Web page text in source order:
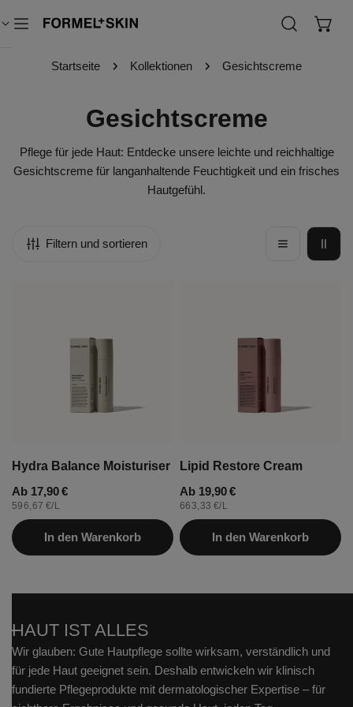
Inhalt springen
Startseite Kollektionen Gesichtscreme
K
o
l
Gesichtscreme
Pflege für jede Haut: Entdecke unsere leichte und reichhaltige
Gesichtscreme für langanhaltende Feuchtigkeit und ein frisches
Hautgefühl.
Filtern und sortieren
Hydra Balance Moisturiser
Regulärer
Preis
Ab 17,90 €
STÜCKPREIS
596,67 €/PRO
L
In den Warenkorb
Lipid Restore Cream
Regulärer
Preis
Ab 19,90 €
STÜCKPREIS
663,33 €/PRO
L
In den Warenkorb
HAUT IST ALLES
Wir glauben: Gute Hautpflege sollte wirksam, verständlich und
für jede Haut geeignet sein. Deshalb entwickeln wir klinisch
fundierte Pflegeprodukte mit dermatologischer Expertise – für